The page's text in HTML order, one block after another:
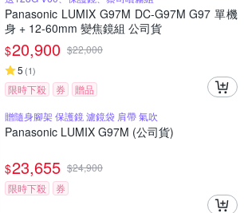
Panasonic LUMIX G97M DC-G97M G97 單機
身 + 12-60mm 變焦鏡組 公司貨
$20,900 $22,000
5 (1)
限時下殺 券 贈品
贈隨身腳架 保護鏡 濾鏡袋 肩帶 氣吹
Panasonic LUMIX G97M (公司貨)
$23,655 $24,900
限時下殺
券